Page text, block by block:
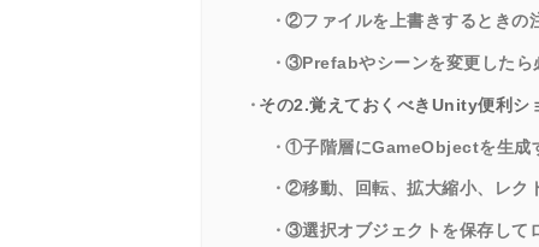
②ファイルを上書きするときの
③Prefabやシーンを変更したら
その2.覚えておくべきUnity便利シ
①子階層にGameObjectを生成
②移動、回転、拡大縮小、レク
③選択オブジェクトを保存して